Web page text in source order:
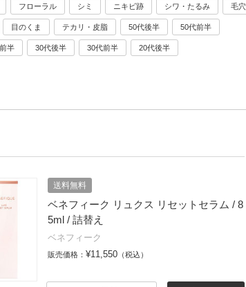
フローラル シミ ニキビ跡 シワ・たるみ 毛穴
目のくま テカリ・皮脂 50代後半 50代前半
半 30代後半 30代前半 20代後半
送料無料
ベネフィーク リュクス リセットセラム / 8
5ml / 詰替え
ベネフィーク
販売価格： ¥11,550 （税込）